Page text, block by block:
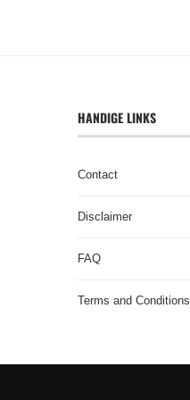
HANDIGE LINKS
Contact
Disclaimer
FAQ
Terms and Conditions